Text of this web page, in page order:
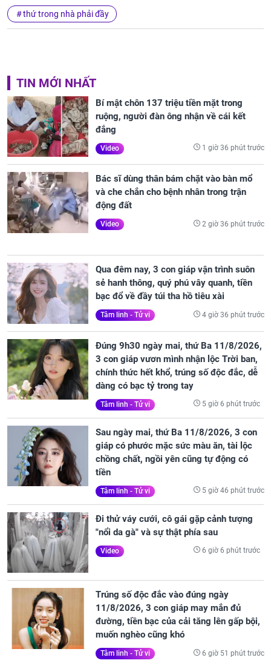
thứ trong nhà phải đầy
TIN MỚI NHẤT
Bí mật chôn 137 triệu tiền mặt trong
ruộng, người đàn ông nhận về cái kết
đắng
Video 1 giờ 36 phút trước
Bác sĩ dùng thân bám chặt vào bàn mổ
và che chắn cho bệnh nhân trong trận
động đất
Video 2 giờ 36 phút trước
Qua đêm nay, 3 con giáp vận trình suôn
sẻ hanh thông, quý phú vây quanh, tiền
bạc đổ về đầy túi tha hồ tiêu xài
Tâm linh - Tử vi 4 giờ 36 phút trước
Đúng 9h30 ngày mai, thứ Ba 11/8/2026,
3 con giáp vươn mình nhận lộc Trời ban,
chính thức hết khổ, trúng số độc đắc, dễ
dàng có bạc tỷ trong tay
Tâm linh - Tử vi 5 giờ 6 phút trước
Sau ngày mai, thứ Ba 11/8/2026, 3 con
giáp có phước mặc sức màu ăn, tài lộc
chồng chất, ngồi yên cũng tự động có
tiền
Tâm linh - Tử vi 5 giờ 46 phút trước
Đi thử váy cưới, cô gái gặp cảnh tượng
"nổi da gà" và sự thật phía sau
Video 6 giờ 6 phút trước
Trúng số độc đắc vào đúng ngày
11/8/2026, 3 con giáp may mắn đủ
đường, tiền bạc của cải tăng lên gấp bội,
muốn nghèo cũng khó
Tâm linh - Tử vi 6 giờ 51 phút trước